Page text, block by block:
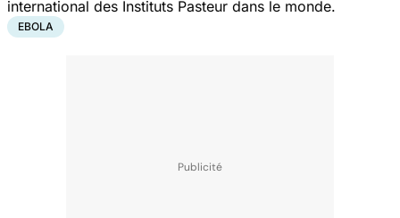
international des Instituts Pasteur dans le monde.
EBOLA